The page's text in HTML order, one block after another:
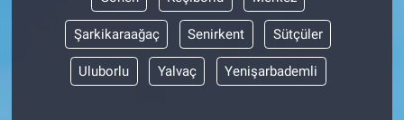
Şarkikaraağaç Senirkent Sütçüler
Uluborlu Yalvaç Yenişarbademli
BİLİM VE TEKNOLOJİ
Güvenlik